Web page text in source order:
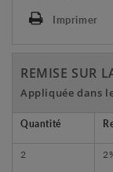
Imprimer
REMISE SUR
Appliquée dans
Quantité
2